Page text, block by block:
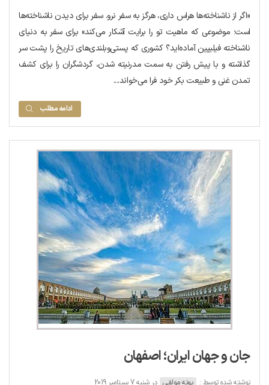
«اگر از ناشناخته‌ها هراس داری، هرگز به سفر نرو. سفر برای دیدن ناشناخته‌ها
است؛ موضوعی که ماهیت تو را برایت آشکار می‌کند» برای سفر به دنیای
ناشناخته فیلیپین آماده‌اید؟ کشوری که پستی‌وبلندی‌های تاریخ را پشت سر
گذاشته و با پیش رفتن به سمت مدرنیته شدن، گردشگران را برای کشف
تمدن غنی و طبیعت بکر خود فرا می‌خواند....
ادامه مطلب
جان و جهان ایران؛ اصفهان
نوشته شده توسط : پونه مولایی در شنبه 7 سپتامبر 2019